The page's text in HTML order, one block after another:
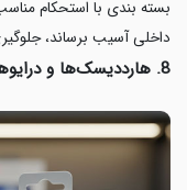
بسته بندی با استحکام
داخلی آسیب برساند،
8. هارددیسک‌ها و درایوهای حالت جامد